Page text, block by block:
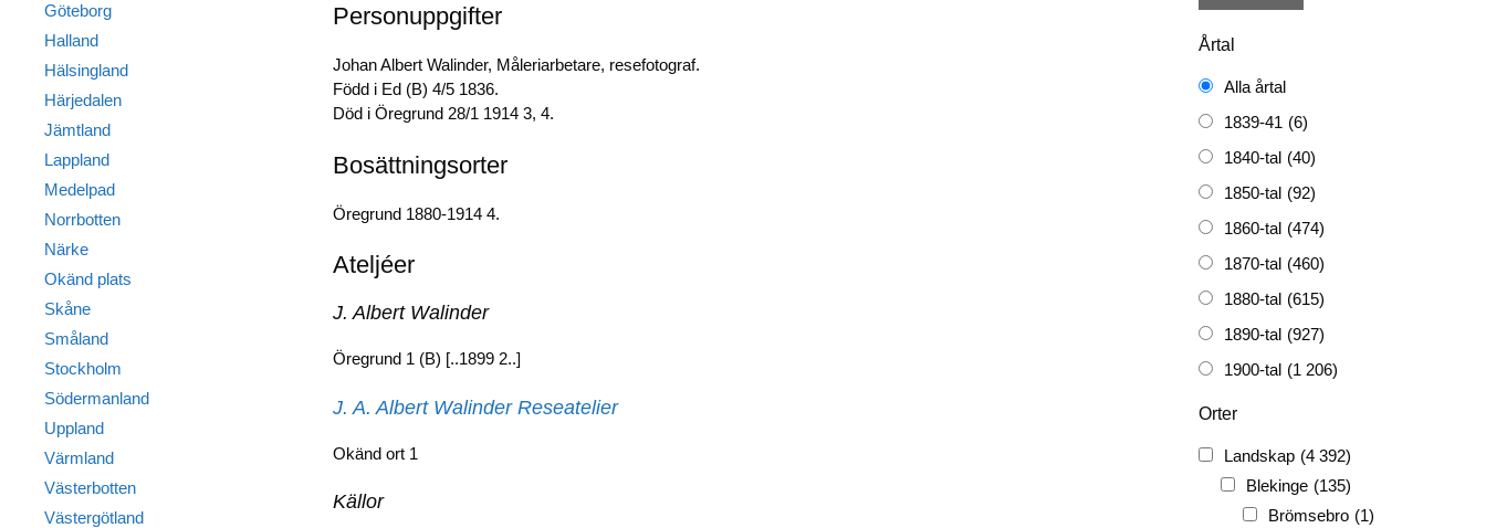
o
o
n
n
Personuppgifter
Johan Albert Walinder, Måleriarbetare, resefotograf.
Född i Ed (B) 4/5 1836.
Död i Öregrund 28/1 1914 3, 4.
Bosättningsorter
Öregrund 1880-1914 4.
Ateljéer
J. Albert Walinder
Öregrund 1 (B) [..1899 2..]
J. A. Albert Walinder Reseatelier
Okänd ort 1
Källor
Göteborg
Halland
Hälsingland
Härjedalen
Jämtland
Lappland
Medelpad
Norrbotten
Närke
Okänd plats
Skåne
Småland
Stockholm
Södermanland
Uppland
Värmland
Västerbotten
Västergötland
Årtal
Alla årtal
1839-41 (6)
1840-tal (40)
1850-tal (92)
1860-tal (474)
1870-tal (460)
1880-tal (615)
1890-tal (927)
1900-tal (1 206)
FH
(338)
FRG
(3 189)
Orter
Landskap (4 392)
Blekinge (135)
Brömsebro (1)